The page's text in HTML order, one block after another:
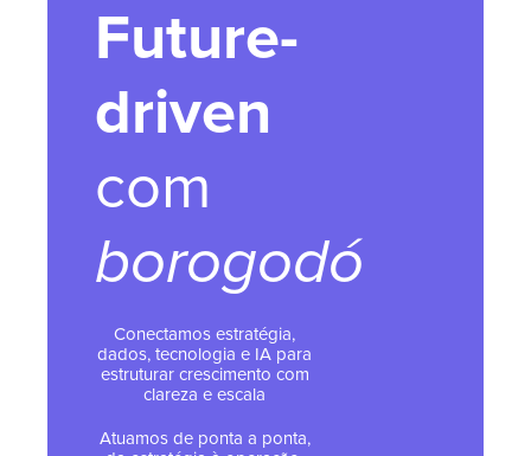
Future-
driven
com
borogodó
Conectamos estratégia,
dados, tecnologia e IA para
estruturar crescimento com
clareza e escala
Atuamos de ponta a ponta,